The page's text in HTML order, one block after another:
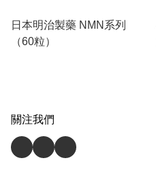
日本明治製藥 NMN系列
（60粒）
關注我們